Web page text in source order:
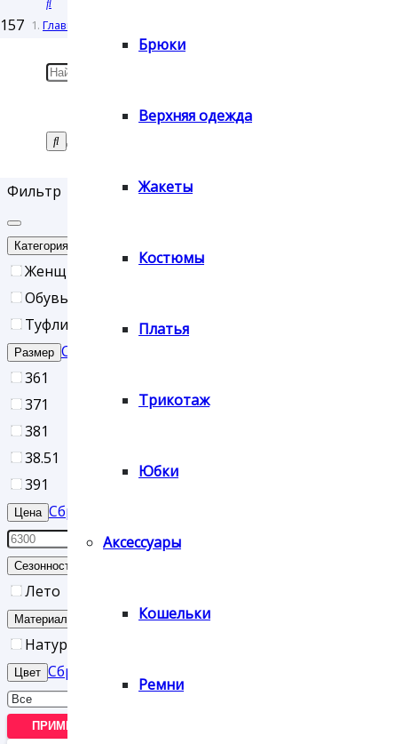
Брюки
Верхняя одежда
Жакеты
Костюмы
Платья
Трикотаж
Юбки
Аксессуары
Кошельки
Ремни
Главная
Товары с меткой “#22412-523”
#22412-523
Фильтр
Категория
Женщинам
Обувь
Туфли
Размер Сброс
361
371
381
38.51
391
Цена Сброс
Сезонность
Лето
Материал верха
Сброс
Натуральная кожа
Цвет Сброс
ПРИМЕНИТЬ